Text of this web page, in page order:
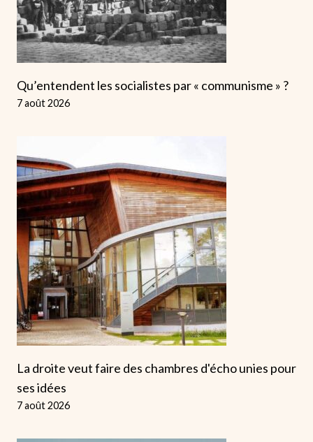
Qu’entendent les socialistes par « communisme » ?
7 août 2026
La droite veut faire des chambres d'écho unies pour
ses idées
7 août 2026